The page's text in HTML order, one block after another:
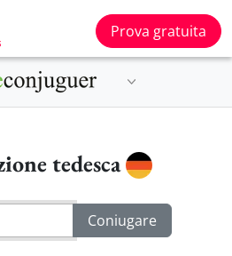
Prova gratuita
tedesca